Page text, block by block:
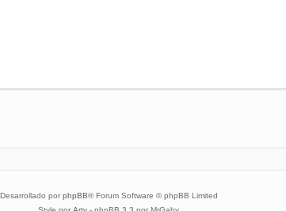
Desarrollado por phpBB® Forum Software © phpBB Limited